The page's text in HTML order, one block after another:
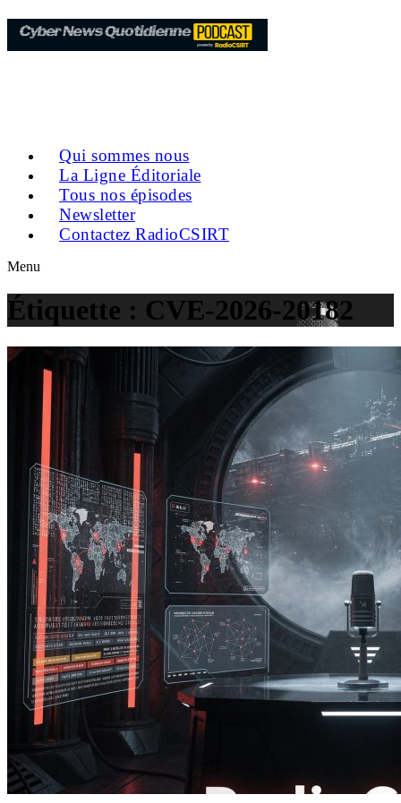
Qui sommes nous
La Ligne Éditoriale
Tous nos épisodes
Newsletter
Contactez RadioCSIRT
Menu
Étiquette : CVE-2026-20182